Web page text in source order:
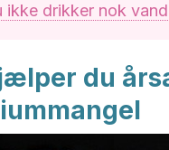
ikke drikker nok vand
du